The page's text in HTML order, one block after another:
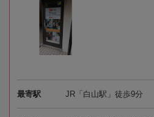
最寄駅 JR「白山駅」徒歩9分